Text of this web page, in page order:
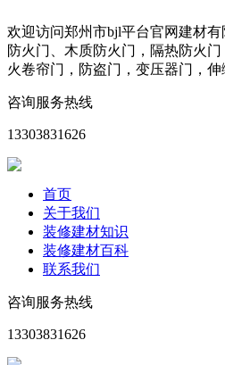
欢迎访问郑州市bjl平台官网建材
防火门、木质防火门，隔热防火
火卷帘门，防盗门，变压器门，
咨询服务热线
13303831626
首页
关于我们
装修建材知识
装修建材百科
联系我们
咨询服务热线
13303831626